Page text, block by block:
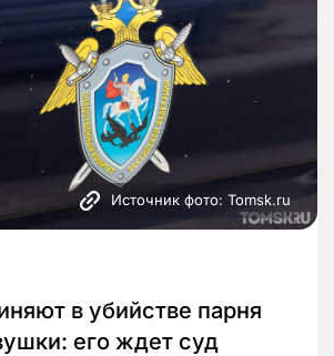
Источник фото: Tomsk.ru
в убийстве парня
его ждет суд